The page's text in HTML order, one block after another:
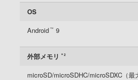
OS
Android ™ 9
外部メモリ ＊2
microSD/microSDHC/microSDXC（最